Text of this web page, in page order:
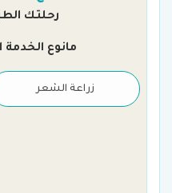
رحلتك
مانوع
زراعة الشعر